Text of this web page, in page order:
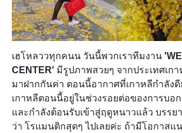
เฮโหลววทุกคนน วันนี้พวกเราทีมงาน
CENTER' มีรูปภาพสวยๆ จากประเทศเก
มาฝากกันค่า ตอนนี้อากาศที่เกาหลีกำลังดี
เกาหลีตอนนี้อยู่ในช่วงรอยต่อของการบอ
และกำลังต้อนรับเข้าสู่ฤดูหนาวแล้ว บรรย
ว่า โรแมนติกสุดๆ ไปเลยค่ะ ถ้ามีโอกาสแ